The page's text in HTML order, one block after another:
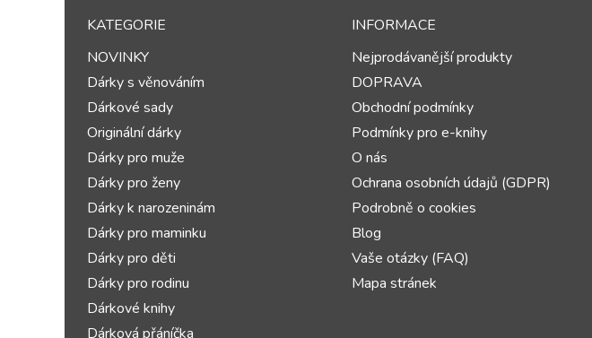
KATEGORIE
NOVINKY
Dárky s věnováním
Dárkové sady
Originální dárky
Dárky pro muže
Dárky pro ženy
Dárky k narozeninám
Dárky pro maminku
Dárky pro děti
Dárky pro rodinu
Dárkové knihy
Dárková přáníčka
INFORMACE
Nejprodávanější produkty
DOPRAVA
Obchodní podmínky
Podmínky pro e-knihy
O nás
Ochrana osobních údajů (GDPR)
Podrobně o cookies
Blog
Vaše otázky (FAQ)
Mapa stránek